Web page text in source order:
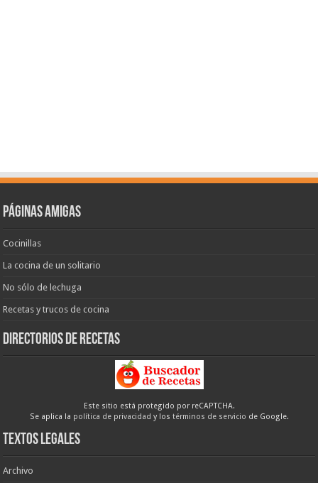
Páginas amigas
Cocinillas
La cocina de un solitario
No sólo de lechuga
Recetas y trucos de cocina
Directorios de recetas
Este sitio está protegido por reCAPTCHA.
Se aplica la política de privacidad y los términos de servicio de Google.
Textos legales
Archivo